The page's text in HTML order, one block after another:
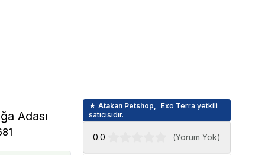
Adası
★ Atakan Petshop,
Exo Terra yetkili
satıcısıdır.
0.0 (Yorum Yok)